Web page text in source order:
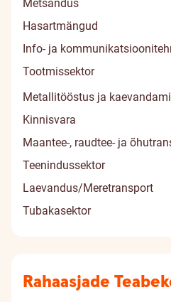
Metsandus
Hasartmängud
Info- ja
Tootmissektor
Metallitööstus ja
Kinnisvara
Maantee-, raudtee- ja
Teenindussektor
Laevandus/Meretransport
Tubakasektor
Rahaasjade